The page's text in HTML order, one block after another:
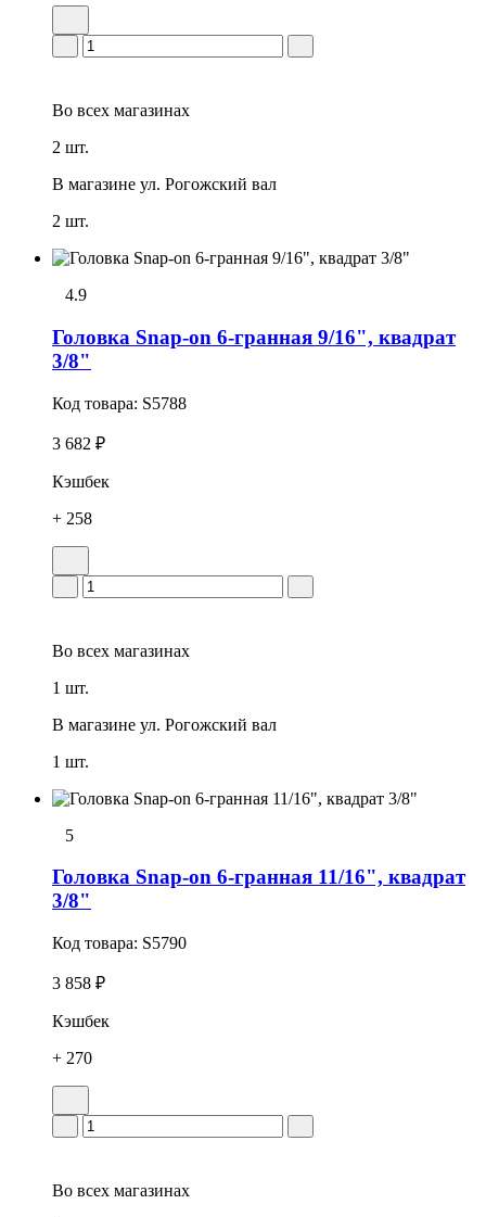
Во всех магазинах
2 шт.
В магазине ул. Рогожский вал
2 шт.
4.9
Головка Snap-on 6-гранная 9/16", квадрат
3/8"
Код товара: S5788
3 682 ₽
Кэшбек
+ 258
Во всех магазинах
1 шт.
В магазине ул. Рогожский вал
1 шт.
5
Головка Snap-on 6-гранная 11/16", квадрат
3/8"
Код товара: S5790
3 858 ₽
Кэшбек
+ 270
Во всех магазинах